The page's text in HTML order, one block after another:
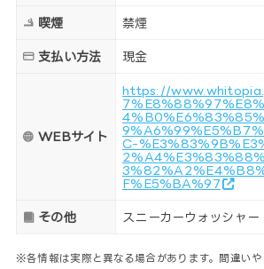
喫煙 禁煙
支払い方法 現金
WEBサイト
https://
C-
F%E5%BA%97
その他 スニーカーウォッシャー
※各情報は実際と異なる場合があります。間違い